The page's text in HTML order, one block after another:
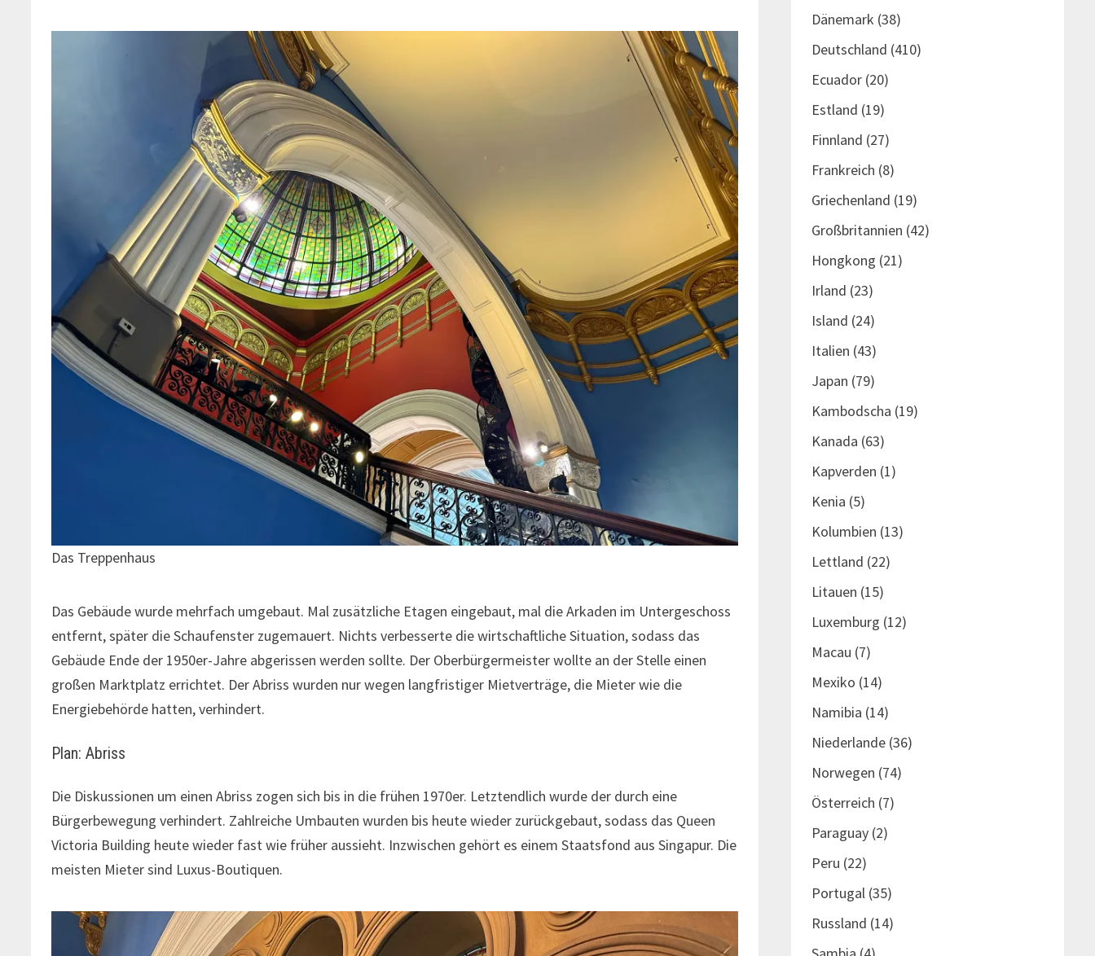
Das Treppenhaus
Das Gebäude wurde mehrfach umgebaut. Mal zusätzliche Etagen eingebaut, mal die Arkaden im Untergeschoss
entfernt, später die Schaufenster zugemauert. Nichts verbesserte die wirtschaftliche Situation, sodass das
Gebäude Ende der 1950er-Jahre abgerissen werden sollte. Der Oberbürgermeister wollte an der Stelle einen
großen Marktplatz errichtet. Der Abriss wurden nur wegen langfristiger Mietverträge, die Mieter wie die
Energiebehörde hatten, verhindert.
Plan: Abriss
Die Diskussionen um einen Abriss zogen sich bis in die frühen 1970er. Letztendlich wurde der durch eine
Bürgerbewegung verhindert. Zahlreiche Umbauten wurden bis heute wieder zurückgebaut, sodass das Queen
Victoria Building heute wieder fast wie früher aussieht. Inzwischen gehört es einem Staatsfond aus Singapur. Die
meisten Mieter sind Luxus-Boutiquen.
Dänemark (38)
Deutschland (410)
Ecuador(20)
Estland (19)
Finnland (27)
Frankreich (8)
Griechenland (19)
Großbritannien (42)
Hongkong (21)
Irland (23)
Island (24)
Italien (43)
Japan (79)
Kambodscha (19)
Kanada (63)
Kapverden (1)
Kenia (5)
Kolumbien (13)
Lettland (22)
Litauen (15)
Luxemburg (12)
Macau (7)
Mexiko (14)
Namibia (14)
Niederlande(36)
Norwegen (74)
Österreich (7)
Paraguay(2)
Peru (22)
Portugal(35)
Russland (14)